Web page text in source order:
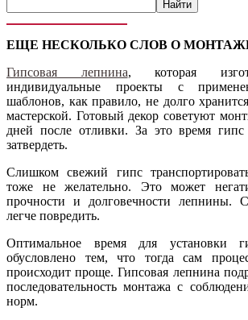
ЕЩЕ НЕСКОЛЬКО СЛОВ О
Гипсовая лепнина, которая
индивидуальные проекты с
шаблонов, как правило, не долго
мастерской. Готовый декор советуют
дней после отливки. За это время гипс
затвердеть.
Слишком свежий гипс
тоже не желательно. Это может
прочности и долговечности лепнины.
легче повредить.
Оптимальное время для установки
обусловлено тем, что тогда сам
происходит проще. Гипсовая лепнина
последовательность монтажа с
норм.